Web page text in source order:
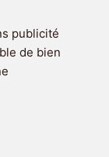
se
publicité
de bien